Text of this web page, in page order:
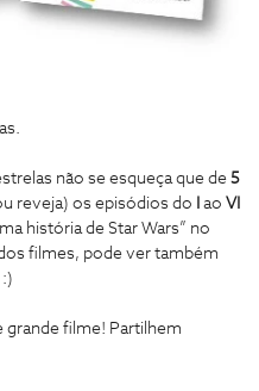
não se esqueça que de 5
reveja) os episódios do ao VI
história de Star Wars” no
filmes, pode ver também
grande filme! Partilhem